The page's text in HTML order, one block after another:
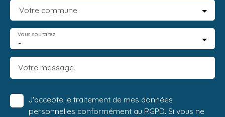
Votre commune
-
Vous souhaitez
Votre message
J'accepte le traitement de mes données
personnelles conformément au RGPD. Si vous ne